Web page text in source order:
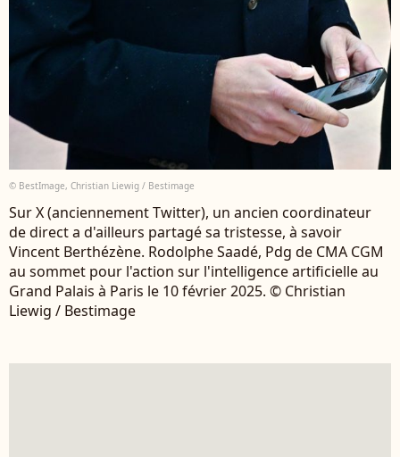
© BestImage, Christian Liewig / Bestimage
Sur X (anciennement Twitter), un ancien coordinateur
de direct a d'ailleurs partagé sa tristesse, à savoir
Vincent Berthézène. Rodolphe Saadé, Pdg de CMA CGM
au sommet pour l'action sur l'intelligence artificielle au
Grand Palais à Paris le 10 février 2025. © Christian
Liewig / Bestimage